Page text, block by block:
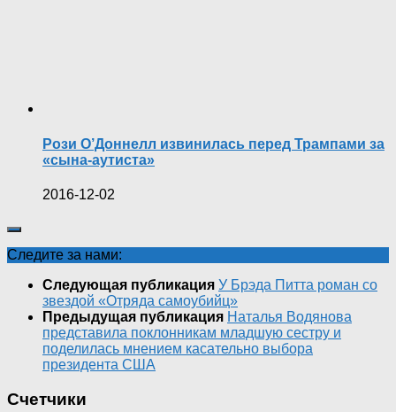
Рози О’Доннелл извинилась перед Трампами за
«сына-аутиста»
2016-12-02
Следите за нами:
Следующая публикация У Брэда Питта роман со
звездой «Отряда самоубийц»
Предыдущая публикация Наталья Водянова
представила поклонникам младшую сестру и
поделилась мнением касательно выбора
президента США
Счетчики